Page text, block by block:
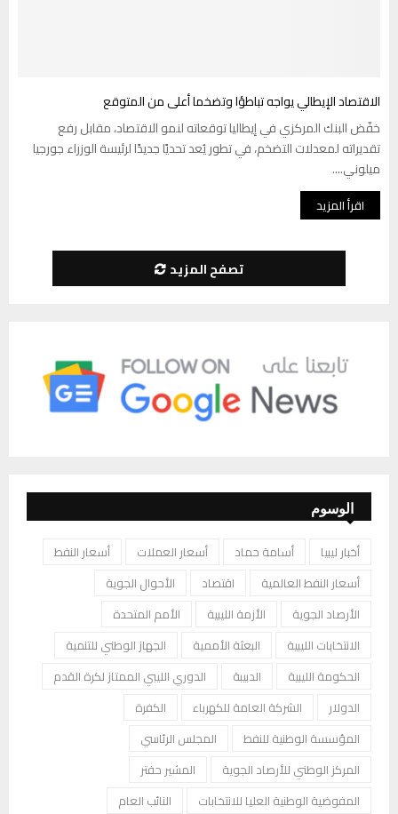
الاقتصاد الإيطالي يواجه تباطؤا وتضخما أعلى من المتوقع
خفّض البنك المركزي في إيطاليا توقعاته لنمو الاقتصاد، مقابل رفع
تقديراته لمعدلات التضخم، في تطور يُعد تحديًا جديدًا لرئيسة الوزراء جورجيا
ميلوني....
اقرأ المزيد
تصفح المزيد
الوسوم
أخبار ليبيا أسامة حماد أسعار العملات
أسعار النفط
أسعار النفط العالمية
اقتصاد
الأحوال الجوية
الأرصاد الجوية
الأزمة الليبية
الأمم المتحدة
الانتخابات الليبية
البعثة الأممية
الجهاز الوطني للتنمية
الحكومة الليبية
الدبيبة
الدوري الليبي الممتاز لكرة القدم
الدولار
الشركة العامة للكهرباء
الكفرة
المؤسسة الوطنية للنفط
المجلس الرئاسي
المركز الوطني للأرصاد الجوية
المشير حفتر
المفوضية الوطنية العليا للانتخابات
النائب العام